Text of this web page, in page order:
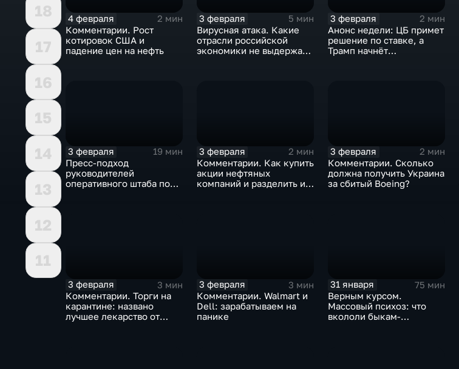
18
17
16
15
14
13
12
11
4 февраля
2 мин
Комментарии. Рост
котировок США и
падение цен на нефть
3 февраля
5 мин
Вирусная атака. Какие
отрасли российской
экономики не выдержат
3 февраля
2 мин
Анонс недели: ЦБ примет
решение по ставке, а
Трамп начнёт
3 февраля
19 мин
Пресс-подход
руководителей
оперативного штаба по
3 февраля
2 мин
Комментарии. Как купить
акции нефтяных
компаний и разделить их
3 февраля
2 мин
Комментарии. Сколько
должна получить Украина
за сбитый Boeing?
3 февраля
3 мин
Комментарии. Торги на
карантине: названо
лучшее лекарство от
3 февраля
3 мин
Комментарии. Walmart и
Dell: зарабатываем на
панике
31 января
75 мин
Верным курсом.
Массовый психоз: что
вкололи быкам-